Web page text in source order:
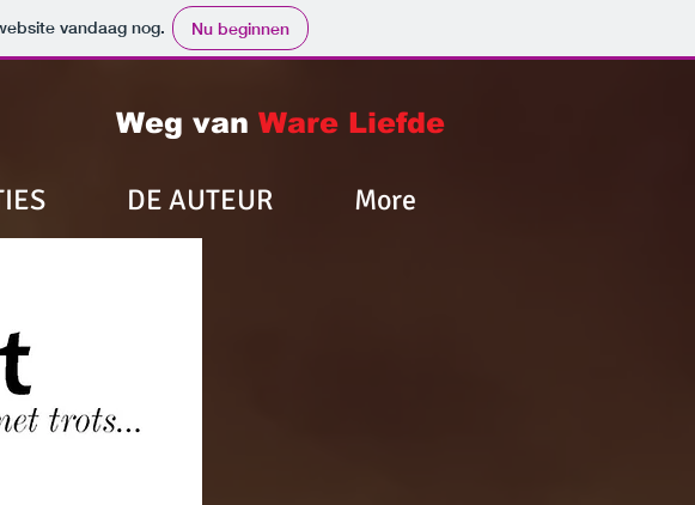
vandaag nog. Nu beginnen
DE AUTEUR More
Weg van Ware Liefde